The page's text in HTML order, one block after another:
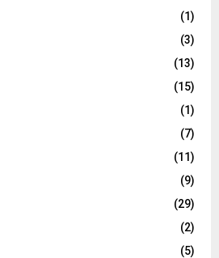
(1)
(3)
(13)
(15)
(1)
(7)
(11)
(9)
(29)
(2)
(5)